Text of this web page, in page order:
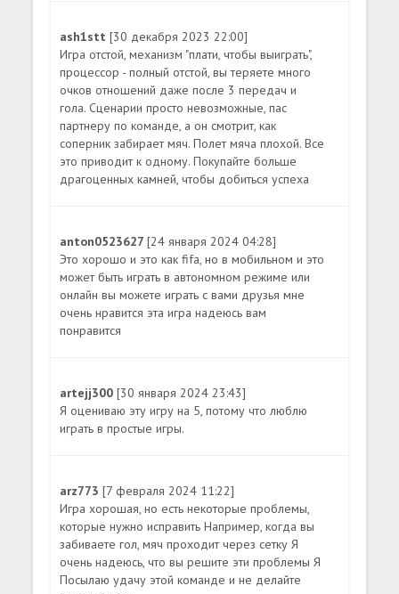
ash1stt[30 декабря 2023 22:00]
Игра отстой, механизм "плати, чтобы выиграть",
процессор - полный отстой, вы теряете много
очков отношений даже после 3 передач и
гола. Сценарии просто невозможные, пас
партнеру по команде, а он смотрит, как
соперник забирает мяч. Полет мяча плохой. Все
это приводит к одному. Покупайте больше
драгоценных камней, чтобы добиться успеха
anton0523627[24 января 2024 04:28]
Это хорошо и это как fifa, но в мобильном и это
может быть играть в автономном режиме или
онлайн вы можете играть с вами друзья мне
очень нравится эта игра надеюсь вам
понравится
artejj300[30 января 2024 23:43]
Я оцениваю эту игру на 5, потому что люблю
играть в простые игры.
arz773[7 февраля 2024 11:22]
Игра хорошая, но есть некоторые проблемы,
которые нужно исправить Например, когда вы
забиваете гол, мяч проходит через сетку Я
очень надеюсь, что вы решите эти проблемы Я
Посылаю удачу этой команде и не делайте